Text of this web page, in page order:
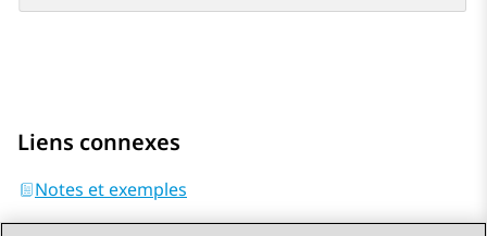
Liens connexes
Notes et exemples